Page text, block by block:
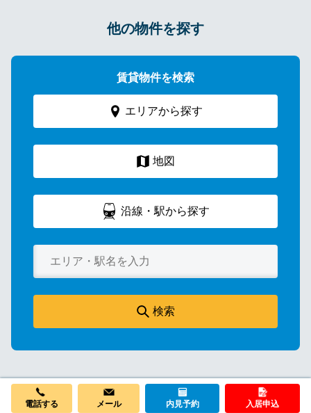
他の物件を探す
賃貸物件を検索
エリアから探す
地図
沿線・駅から探す
検索
電話する メール 内見予約 入居申込